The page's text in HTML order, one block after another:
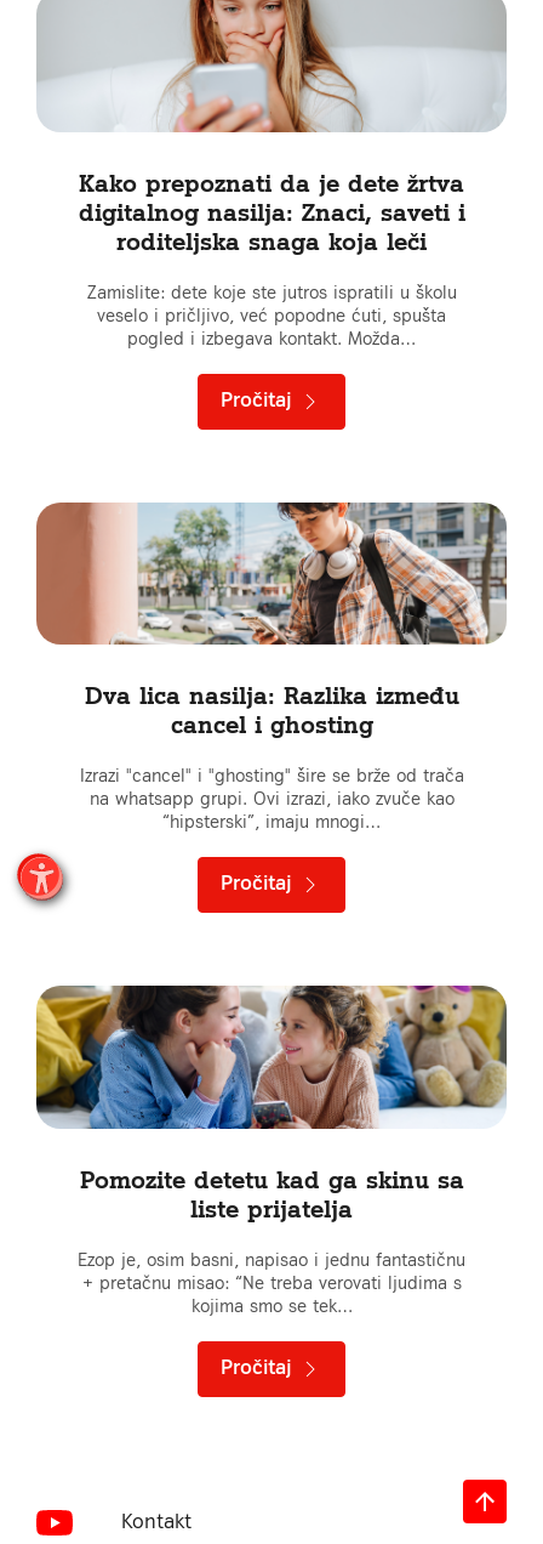
Kako prepoznati da je dete žrtva
digitalnog nasilja: Znaci, saveti i
roditeljska snaga koja leči
Zamislite: dete koje ste jutros ispratili u školu
veselo i pričljivo, već popodne ćuti, spušta
pogled i izbegava kontakt. Možda…
Pročitaj
Dva lica nasilja: Razlika između
cancel i ghosting
Izrazi "cancel" i "ghosting" šire se brže od trača
na whatsapp grupi. Ovi izrazi, iako zvuče kao
“hipsterski”, imaju mnogi…
Pročitaj
Pomozite detetu kad ga skinu sa
liste prijatelja
Ezop je, osim basni, napisao i jednu fantastičnu
+ pretačnu misao: “Ne treba verovati ljudima s
kojima smo se tek…
Pročitaj
Kontakt